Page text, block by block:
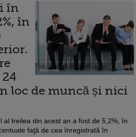
în
în
loc de muncă și nici
al treilea din acest an a fost de 5,2%, în
faţă de cea înregistrată în